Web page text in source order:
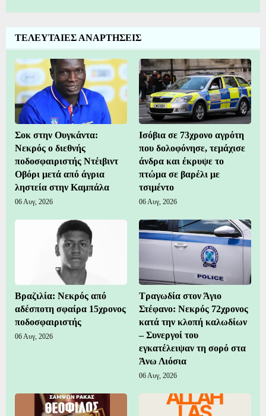
ΤΕΛΕΥΤΑΙΕΣ ΑΝΑΡΤΗΣΕΙΣ
Σοκ στην Ουγκάντα:
Νεκρός ο διεθνής
ποδοσφαιριστής Ντέιβιντ
Οβόρι μετά από άγρια
ληστεία στην Καμπάλα
06 Αυγ, 2026
Ισόβια σε 73χρονο αγρότη
που δολοφόνησε, τεμάχισε
άνδρα και έκρυψε το
πτώμα σε βαρέλι με
τσιμέντο
06 Αυγ, 2026
Βραζιλία: Νεκρός από
αδέσποτη σφαίρα 15χρονος
ποδοσφαιριστής
06 Αυγ, 2026
Τραγωδία στον Άγιο
Στέφανο: Νεκρός 72χρονος
κατά την κλοπή καλωδίων
– Συνεργοί του
εγκατέλειψαν τη σορό στα
Άνω Λιόσια
06 Αυγ, 2026